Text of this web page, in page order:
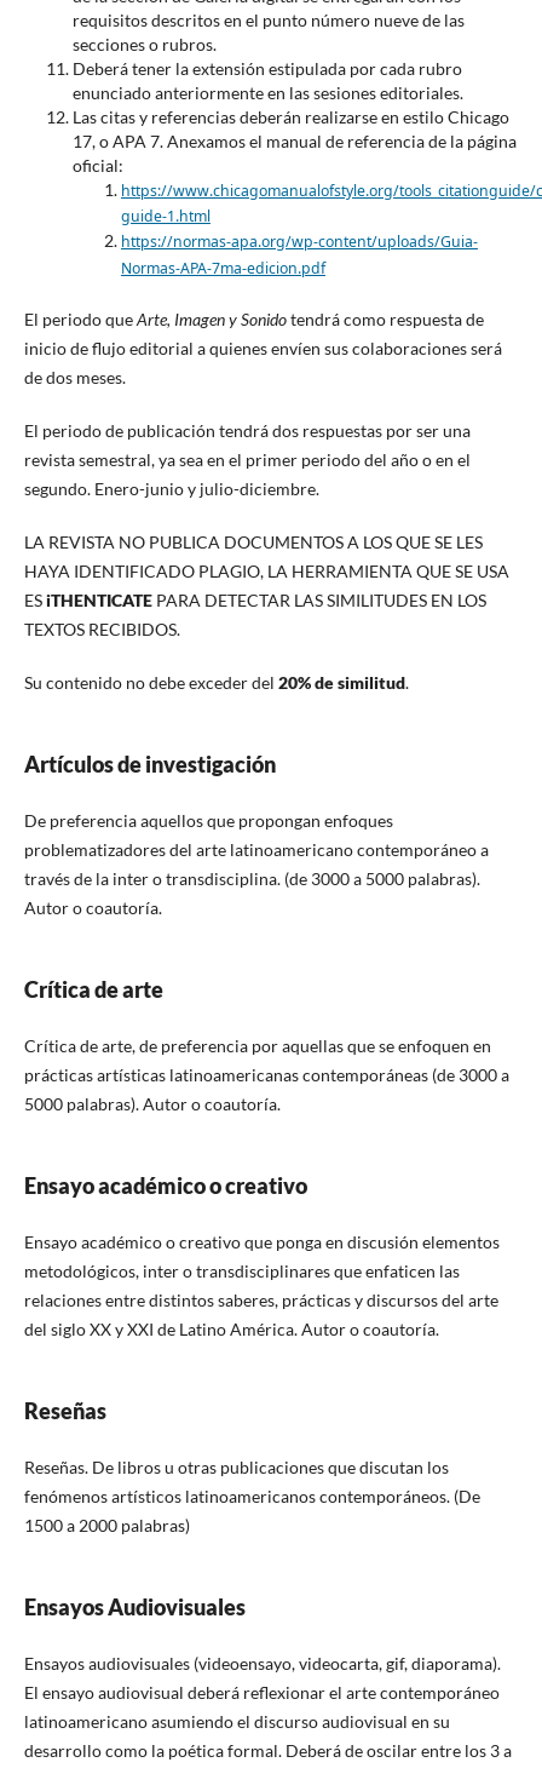
requisitos descritos en el punto número nueve de las
secciones o rubros.
Deberá tener la extensión estipulada por cada rubro
enunciado anteriormente en las sesiones editoriales.
Las citas y referencias deberán realizarse en estilo Chicago
17, o APA 7. Anexamos el manual de referencia de la página
oficial:
https://www.chicagomanualofstyle.org/tools_citationguide/
guide-1.html
https://normas-apa.org/wp-content/uploads/Guia-
Normas-APA-7ma-edicion.pdf
El periodo queArte, Imagen y Sonidotendrá como respuesta de
inicio de flujo editorial a quienes envíen sus colaboraciones será
de dos meses.
El periodo de publicación tendrá dos respuestas por ser una
revista semestral, ya sea en el primer periodo del año o en el
segundo. Enero-junio y julio-diciembre.
LA REVISTA NO PUBLICA DOCUMENTOS A LOS QUE SE LES
HAYA IDENTIFICADO PLAGIO, LA HERRAMIENTA QUE SE USA
ESiTHENTICATEPARA DETECTAR LAS SIMILITUDES EN LOS
TEXTOS RECIBIDOS.
Su contenido no debe exceder del 20% de similitud.
Artículos de investigación
De preferencia aquellos que propongan enfoques
problematizadores del arte latinoamericano contemporáneo a
través de la inter o transdisciplina. (de 3000 a 5000 palabras).
Autor o coautoría.
Crítica de arte
Crítica de arte, de preferencia por aquellas que se enfoquen en
prácticas artísticas latinoamericanas contemporáneas (de 3000 a
5000 palabras). Autor o coautoría.
Ensayo académico o creativo
Ensayo académico o creativo que ponga en discusión elementos
metodológicos, inter o transdisciplinares que enfaticen las
relaciones entre distintos saberes, prácticas y discursos del arte
del siglo XX y XXI de Latino América. Autor o coautoría.
Reseñas
Reseñas. De libros u otras publicaciones que discutan los
fenómenos artísticos latinoamericanos contemporáneos. (De
1500 a 2000 palabras)
Ensayos Audiovisuales
Ensayos audiovisuales (videoensayo, videocarta, gif, diaporama).
El ensayo audiovisual deberá reflexionar el arte contemporáneo
latinoamericano asumiendo el discurso audiovisual en su
desarrollo como la poética formal. Deberá de oscilar entre los 3 a